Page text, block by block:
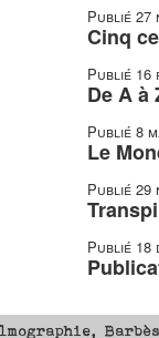
Publié 27
Cinq
Publié 16
De A à
Publié 8
Le
Publié 29
Publié 18